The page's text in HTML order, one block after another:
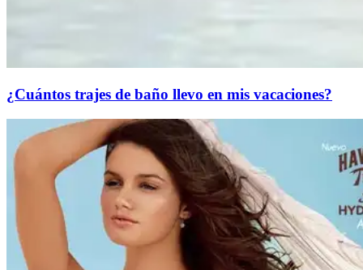
¿Cuántos trajes de baño llevo en mis vacaciones?